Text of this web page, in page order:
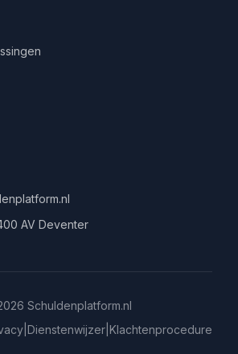
AV Deventer
Schuldenplatform.nl
Dienstenwijzer Klachtenprocedure